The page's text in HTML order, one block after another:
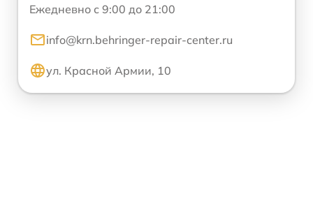
Ежедневно с 9:00 до 21:00
info@krn.behringer-repair-center.ru
ул. Красной Армии, 10